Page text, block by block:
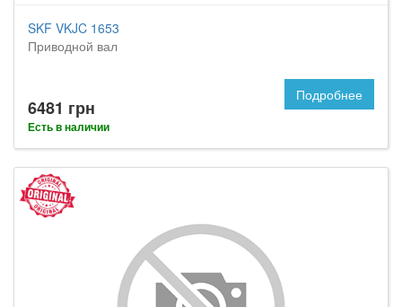
SKF VKJC 1653
Приводной вал
6481 грн
Есть в наличии
Подробнее